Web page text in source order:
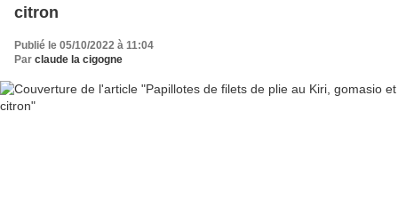
citron
Publié le 05/10/2022 à 11:04
Par claude la cigogne